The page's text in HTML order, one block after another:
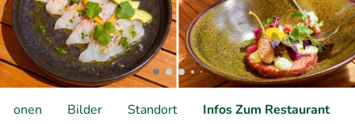
Bilder Standort Infos Zum Restaurant